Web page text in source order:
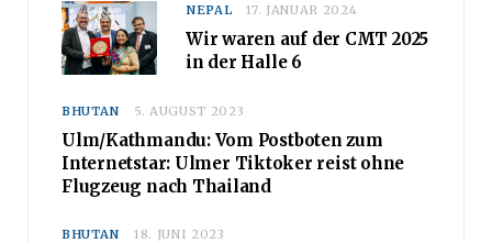
NEPAL 17. JANUAR 2024
Wir waren auf der CMT 2025
in der Halle 6
BHUTAN 5. AUGUST 2023
Ulm/Kathmandu: Vom Postboten zum
Internetstar: Ulmer Tiktoker reist ohne
Flugzeug nach Thailand
BHUTAN 18. JUNI 2023